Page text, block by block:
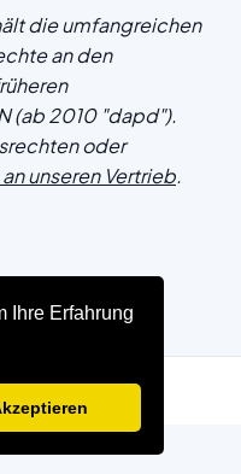
Ihre Erfahrung
die umfangreichen
an den
(ab 2010 "dapd").
oder
unseren Vertrieb.